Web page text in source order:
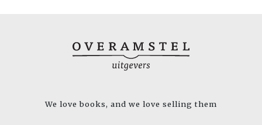
We love books, and we love selling them